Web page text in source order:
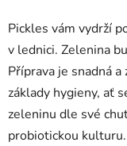
Pickles vám vydrží
v lednici. Zelenina
Příprava je snadná
základy hygieny, ať
zeleninu dle své
probiotickou kulturu.